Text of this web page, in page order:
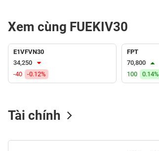
Xem cùng FUEKIV30
E1VFVN30
34,250
-40
-0.12%
FPT
70,800
100
0.14%
Tài chính
(-)
VS-
SECTOR